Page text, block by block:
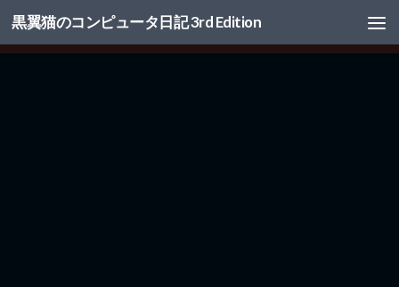
コンテンツへスキップ
黒翼猫のコンピュータ日記 3rd Edition